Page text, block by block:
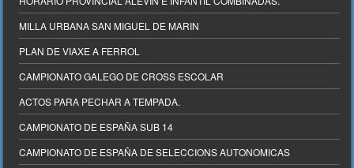
MILLA URBANA SAN MIGUEL DE MARIN
PLAN DE VIAXE A FERROL
CAMPIONATO GALEGO DE CROSS ESCOLAR
ACTOS PARA PECHAR A TEMPADA.
CAMPIONATO DE ESPAÑA SUB 14
CAMPIONATO DE ESPAÑA DE SELECCIONS AUTONOMICAS